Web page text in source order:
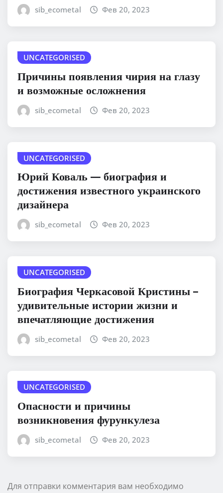
sib_ecometal Фев 20, 2023
UNCATEGORISED
Причины появления чирия на глазу
и возможные осложнения
sib_ecometal Фев 20, 2023
UNCATEGORISED
Юрий Коваль — биография и
достижения известного украинского
дизайнера
sib_ecometal Фев 20, 2023
UNCATEGORISED
Биография Черкасовой Кристины –
удивительные истории жизни и
впечатляющие достижения
sib_ecometal Фев 20, 2023
UNCATEGORISED
Опасности и причины
возникновения фурункулеза
sib_ecometal Фев 20, 2023
Для отправки комментария вам необходимо